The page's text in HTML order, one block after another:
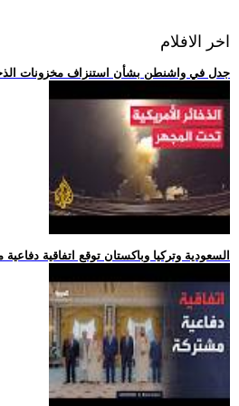
اخر الافلام
.. جدل في واشنطن بشأن استنزاف مخزونات
.. السعودية وتركيا وباكستان توقع اتفاقية